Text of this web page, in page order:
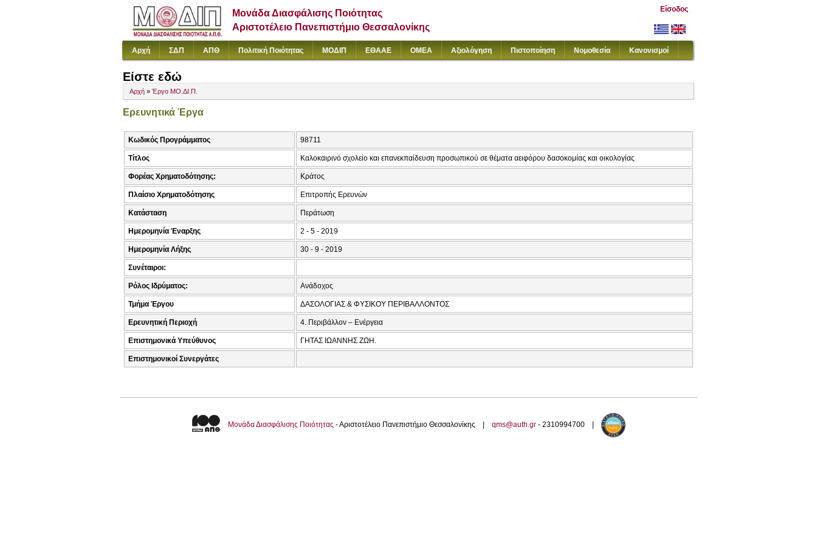
Μονάδα Διασφάλισης Ποιότητας
Αριστοτέλειο Πανεπιστήμιο Θεσσαλονίκης
Είσοδος
Αρχή ΣΔΠ ΑΠΘ Πολιτική Ποιότητας ΜΟΔΙΠ ΕΘΑΑΕ ΟΜΕΑ Αξιολόγηση Πιστοποίηση Νομοθεσία Κανονισμοί
Είστε εδώ
Αρχή » Έργο ΜΟ.ΔΙ.Π.
Ερευνητικά Έργα
Κωδικός Προγράμματος 98711
Τίτλος Καλοκαιρινό σχολείο και επανεκπαίδευση προσωπικού σε θέματα αειφόρου δασοκομίας και οικολογίας
Φορέας Χρηματοδότησης: Κράτος
Πλαίσιο Χρηματοδότησης Επιτροπής Ερευνών
Κατάσταση Περάτωση
Ημερομηνία Έναρξης 2 - 5 - 2019
Ημερομηνία Λήξης 30 - 9 - 2019
Συνέταιροι:
Ρόλος Ιδρύματος: Ανάδοχος
Τμήμα Έργου ΔΑΣΟΛΟΓΙΑΣ & ΦΥΣΙΚΟΥ ΠΕΡΙΒΑΛΛΟΝΤΟΣ
Ερευνητική Περιοχή 4. Περιβάλλον – Ενέργεια
Επιστημονικά Υπεύθυνος ΓΗΤΑΣ ΙΩΑΝΝΗΣ ΖΩΗ.
Επιστημονικοί Συνεργάτες
Μονάδα Διασφάλισης Ποιότητας - Αριστοτέλειο Πανεπιστήμιο Θεσσαλονίκης | qms@auth.gr - 2310994700 |